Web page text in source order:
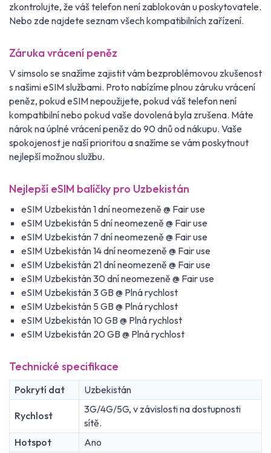
zkontrolujte, že váš telefon není zablokován u poskytovatele.
Nebo zde najdete seznam všech kompatibilních zařízení.
Záruka vrácení peněz
V simsolo se snažíme zajistit vám bezproblémovou zkušenost
s našimi eSIM službami. Proto nabízíme plnou záruku vrácení
peněz, pokud eSIM nepoužijete, pokud váš telefon není
kompatibilní nebo pokud vaše dovolená byla zrušena. Máte
nárok na úplné vrácení peněz do 90 dnů od nákupu. Vaše
spokojenost je naší prioritou a snažíme se vám poskytnout
nejlepší možnou službu.
Nejlepší eSIM balíčky pro Uzbekistán
eSIM Uzbekistán 1 dní neomezeně @ Fair use
eSIM Uzbekistán 5 dní neomezeně @ Fair use
eSIM Uzbekistán 7 dní neomezeně @ Fair use
eSIM Uzbekistán 14 dní neomezeně @ Fair use
eSIM Uzbekistán 21 dní neomezeně @ Fair use
eSIM Uzbekistán 30 dní neomezeně @ Fair use
eSIM Uzbekistán 3 GB @ Plná rychlost
eSIM Uzbekistán 5 GB @ Plná rychlost
eSIM Uzbekistán 10 GB @ Plná rychlost
eSIM Uzbekistán 20 GB @ Plná rychlost
Technické specifikace
Pokrytí dat Uzbekistán
Rychlost
3G/4G/5G, v závislosti na dostupnosti
sítě.
Hotspot
Ano